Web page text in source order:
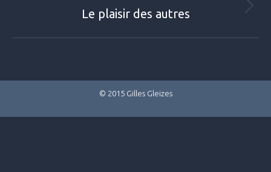
commentaire
Projets
Le plaisir des autres
© 2015 Gilles Gleizes